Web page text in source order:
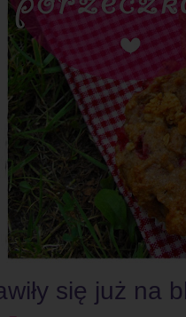
się już na